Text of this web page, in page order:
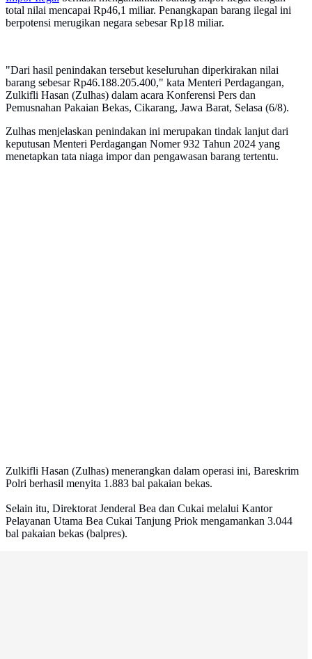
total nilai mencapai Rp46,1 miliar. Penangkapan barang ilegal ini
berpotensi merugikan negara sebesar Rp18 miliar.
"Dari hasil penindakan tersebut keseluruhan diperkirakan nilai
barang sebesar Rp46.188.205.400," kata Menteri Perdagangan,
Zulkifli Hasan (Zulhas) dalam acara Konferensi Pers dan
Pemusnahan Pakaian Bekas, Cikarang, Jawa Barat, Selasa (6/8).
Zulhas menjelaskan penindakan ini merupakan tindak lanjut dari
keputusan Menteri Perdagangan Nomer 932 Tahun 2024 yang
menetapkan tata niaga impor dan pengawasan barang tertentu.
Zulkifli Hasan (Zulhas) menerangkan dalam operasi ini, Bareskrim
Polri berhasil menyita 1.883 bal pakaian bekas.
Selain itu, Direktorat Jenderal Bea dan Cukai melalui Kantor
Pelayanan Utama Bea Cukai Tanjung Priok mengamankan 3.044
bal pakaian bekas (balpres).